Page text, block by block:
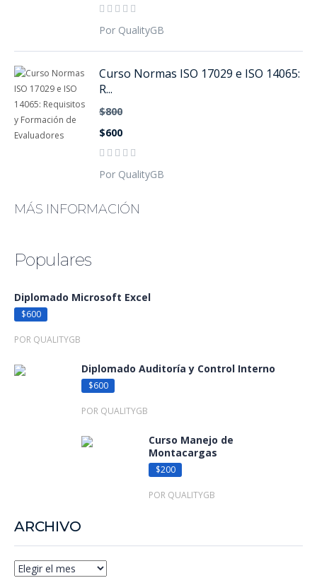
Por QualityGB
Curso Normas ISO 17029 e ISO 14065:
R...
$800
$600
Por QualityGB
MÁS INFORMACIÓN
Populares
Diplomado Microsoft Excel
$600
POR QUALITYGB
Diplomado Auditoría y Control Interno
$600
POR QUALITYGB
Curso Manejo de
Montacargas
$200
POR QUALITYGB
ARCHIVO